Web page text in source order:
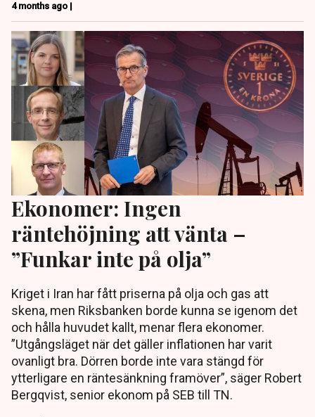
4 months ago |
Ekonomer: Ingen
räntehöjning att vänta –
”Funkar inte på olja”
Kriget i Iran har fått priserna på olja och gas att
skena, men Riksbanken borde kunna se igenom det
och hålla huvudet kallt, menar flera ekonomer.
”Utgångsläget när det gäller inflationen har varit
ovanligt bra. Dörren borde inte vara stängd för
ytterligare en räntesänkning framöver”, säger Robert
Bergqvist, senior ekonom på SEB till TN.